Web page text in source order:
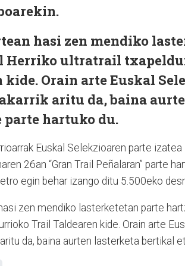
hasi zen mendiko
Herriko ultratrail
Orain arte Euskal
aritu da, baina
parte hartuko du.
Euskal Selekzioaren parte izatea
26an “Gran Trail Peñalaran” parte
egin behar izango ditu 5.500eko
zen mendiko lasterketetan parte
Trail Taldearen kide. Orain arte
da, baina aurten lasterketa bertikal